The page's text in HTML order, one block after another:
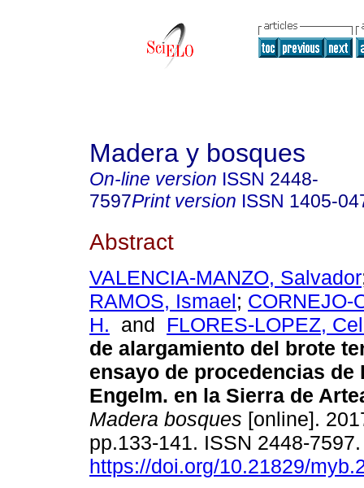
Madera y bosques
On-line version ISSN 2448-
7597Print version ISSN 1405-
Abstract
VALENCIA-MANZO, Salvador
RAMOS, Ismael; CORNEJO-
H. and FLORES-LOPEZ,
de alargamiento del brote
ensayo de procedencias de
Engelm. en la Sierra de
Madera bosques [online].
pp.133-141. ISSN 2448-
https://doi.org/10.21829/